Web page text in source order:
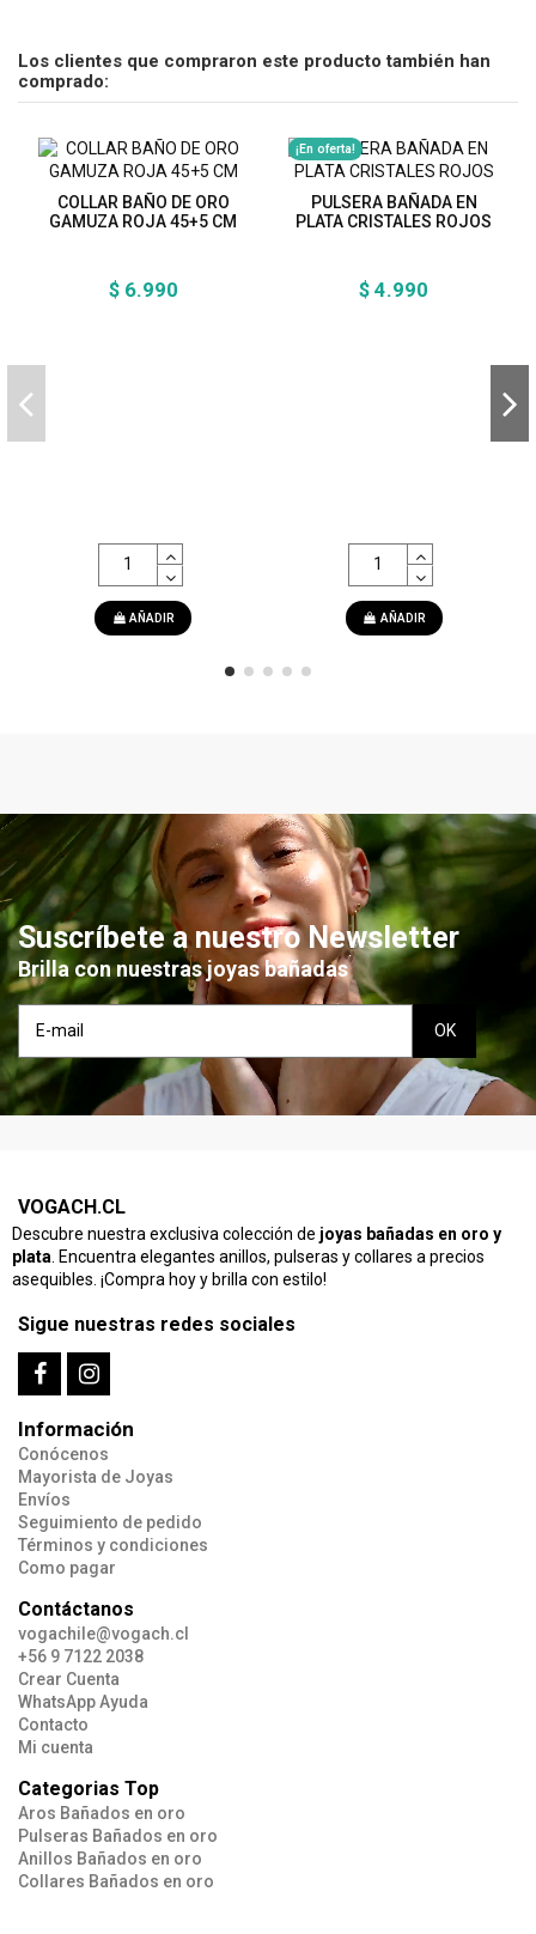
Los clientes que compraron este producto también han
comprado:
COLLAR BAÑO DE ORO
GAMUZA ROJA 45+5 CM
$ 6.990
AÑADIR
¡En oferta!
PULSERA BAÑADA EN
PLATA CRISTALES ROJOS
$ 4.990
AÑADIR
Suscríbete a nuestro Newsletter
Brilla con nuestras joyas bañadas
VOGACH.CL
Descubre nuestra exclusiva colección de joyas bañadas en oro y
plata . Encuentra elegantes anillos, pulseras y collares a precios
asequibles. ¡Compra hoy y brilla con estilo!
Sigue nuestras redes sociales
Información
Conócenos
Mayorista de Joyas
Envíos
Seguimiento de pedido
Términos y condiciones
Como pagar
Contáctanos
vogachile@vogach.cl
+56 9 7122 2038
Crear Cuenta
WhatsApp Ayuda
Contacto
Mi cuenta
Categorias Top
Aros Bañados en oro
Pulseras Bañados en oro
Anillos Bañados en oro
Collares Bañados en oro